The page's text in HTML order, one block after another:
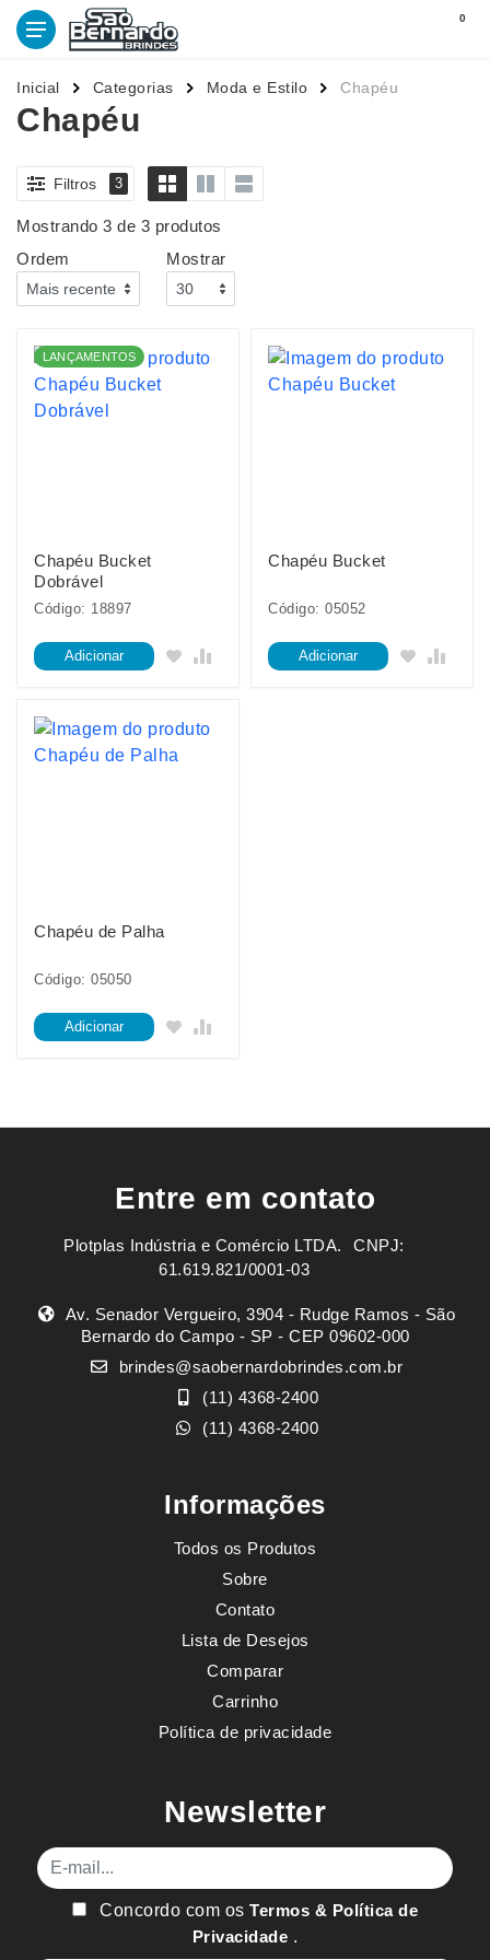
0
Inicial Categorias Moda e Estilo Chapéu
Chapéu
Filtros 3
Mostrando 3 de 3 produtos
Ordem
Mostrar
LANÇAMENTOS
Chapéu Bucket
Dobrável
Código: 18897
Adicionar
Chapéu Bucket
Código: 05052
Adicionar
Chapéu de Palha
Código: 05050
Adicionar
Entre em contato
Plotplas Indústria e Comércio LTDA. ㅤㅤㅤ CNPJ:
61.619.821/0001-03
Av. Senador Vergueiro, 3904 - Rudge Ramos - São
Bernardo do Campo - SP - CEP 09602-000
brindes@saobernardobrindes.com.br
(11) 4368-2400
(11) 4368-2400
Informações
Todos os Produtos
Sobre
Contato
Lista de Desejos
Comparar
Carrinho
Política de privacidade
Newsletter
E-mail
Concordo com osTermos & Política de
Privacidade .